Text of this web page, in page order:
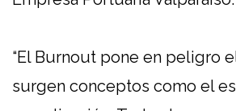
“El Burnout pone en peligro
surgen conceptos como el